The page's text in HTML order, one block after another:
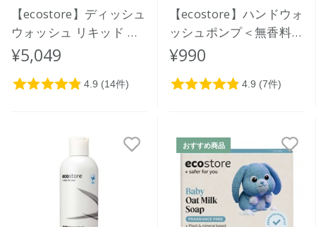
【ecostore】ディッシュ
ウォッシュ リキッド ＜
無香料＞5L
¥5,049
【ecostore】ハンドウォ
ッシュポンプ＜無香料＞
300mL
¥990
おすすめ商品